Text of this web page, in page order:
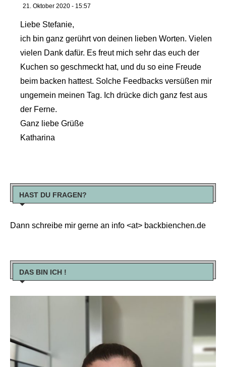
21. Oktober 2020 - 15:57
Liebe Stefanie,
ich bin ganz gerührt von deinen lieben Worten. Vielen
vielen Dank dafür. Es freut mich sehr das euch der
Kuchen so geschmeckt hat, und du so eine Freude
beim backen hattest. Solche Feedbacks versüßen mir
ungemein meinen Tag. Ich drücke dich ganz fest aus
der Ferne.
Ganz liebe Grüße
Katharina
HAST DU FRAGEN?
Dann schreibe mir gerne an info <at> backbienchen.de
DAS BIN ICH !